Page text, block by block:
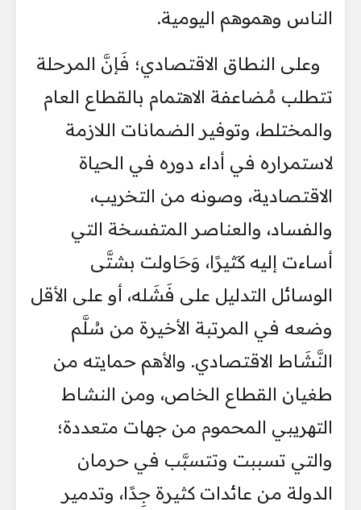
الناس وهموهم اليومية.
وعلى النطاق الاقتصادي؛ فَإنَّ المرحلة
تتطلب مُضاعفة الاهتمام بالقطاع العام
والمختلط، وتوفير الضمانات اللازمة
لاستمراره في أداء دوره في الحياة
الاقتصادية، وصونه من التخريب،
والفساد، والعناصر المتفسخة التي
أساءت إليه كَثيرًا، وَحَاولت بشتَّى
الوسائل التدليل على فَشَله، أو على الأقل
وضعه في المرتبة الأخيرة من سُلَّم
النَّشَاط الاقتصادي. والأهم حمايته من
طغيان القطاع الخاص، ومن النشاط
التهريبي المحموم من جهات متعددة؛
والتي تسببت وتتسبَّب في حرمان
الدولة من عائدات كثيرة جِدًا، وتدمير